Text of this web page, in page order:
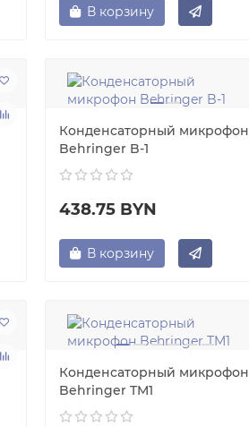
В корзину
Конденсаторный микрофон
Behringer B-1
438.75 BYN
В корзину
Конденсаторный микрофон
Behringer TM1